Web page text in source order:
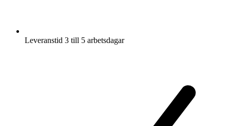
Leveranstid 3 till 5 arbetsdagar